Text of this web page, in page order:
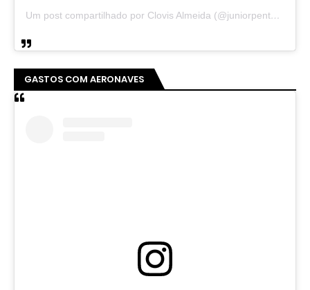
Um post compartilhado por Clovis Almeida (@juniorpentecoste01)
GASTOS COM AERONAVES